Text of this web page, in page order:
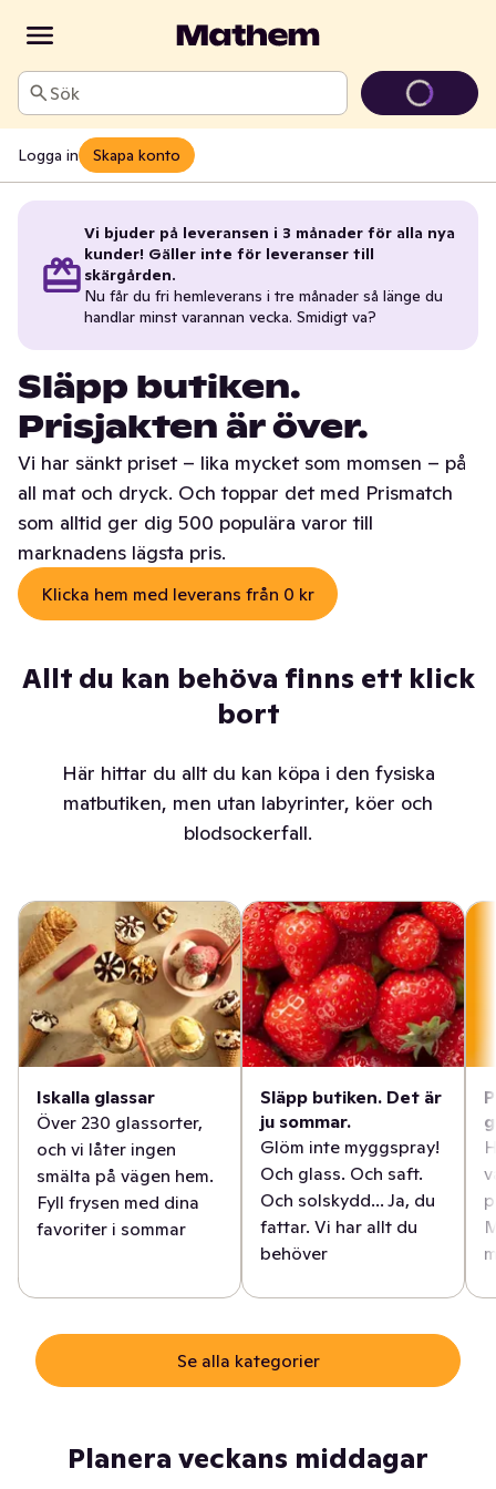
Sök
Logga in Skapa konto
Vi bjuder på leveransen i 3 månader för alla nya
kunder! Gäller inte för leveranser till
skärgården.
Nu får du fri hemleverans i tre månader så länge du
handlar minst varannan vecka. Smidigt va?
Släpp butiken.
Prisjakten är över.
Vi har sänkt priset – lika mycket som momsen – på
all mat och dryck. Och toppar det med Prismatch
som alltid ger dig 500 populära varor till
marknadens lägsta pris.
Klicka hem med leverans från 0 kr
Allt du kan behöva finns ett klick
bort
Här hittar du allt du kan köpa i den fysiska
matbutiken, men utan labyrinter, köer och
blodsockerfall.
Iskalla glassar
Över 230 glassorter,
och vi låter ingen
smälta på vägen hem.
Fyll frysen med dina
favoriter i sommar
Släpp butiken. Det är
ju sommar.
Glöm inte myggspray!
Och glass. Och saft.
Och solskydd... Ja, du
fattar. Vi har allt du
behöver
Se alla kategorier
Planera veckans middagar